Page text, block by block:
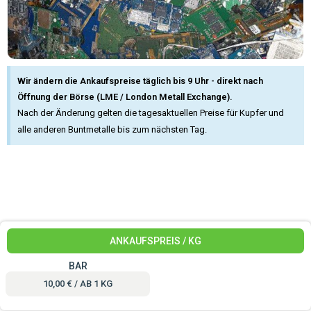
Wir ändern die Ankaufspreise täglich bis 9 Uhr - direkt nach
Öffnung der Börse (LME / London Metall Exchange).
Nach der Änderung gelten die tagesaktuellen Preise für Kupfer und
alle anderen Buntmetalle bis zum nächsten Tag.
ANKAUFSPREIS / KG
BAR
10,00 € / AB 1 KG